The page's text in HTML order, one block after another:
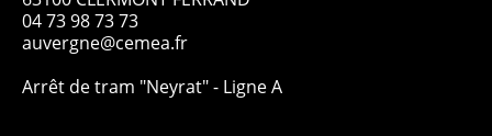
04 73 98 73 73
auvergne@cemea.fr
Arrêt de tram "Neyrat" - Ligne A